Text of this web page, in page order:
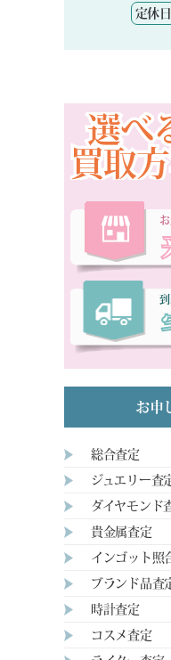
定休日
選べ
買取
お申
総合査定
ジュエリー査
ダイヤモンド
貴金属査定
インゴット照
ブランド品査
時計査定
コスメ査定